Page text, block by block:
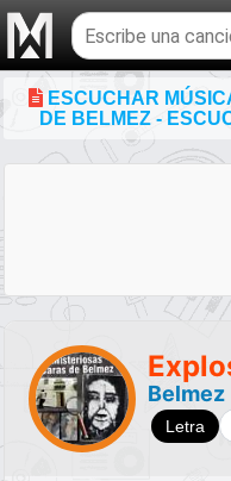
Buscar
temas
musicales
ESCUCHAR
DE BELMEZ -
Belmez
Letra